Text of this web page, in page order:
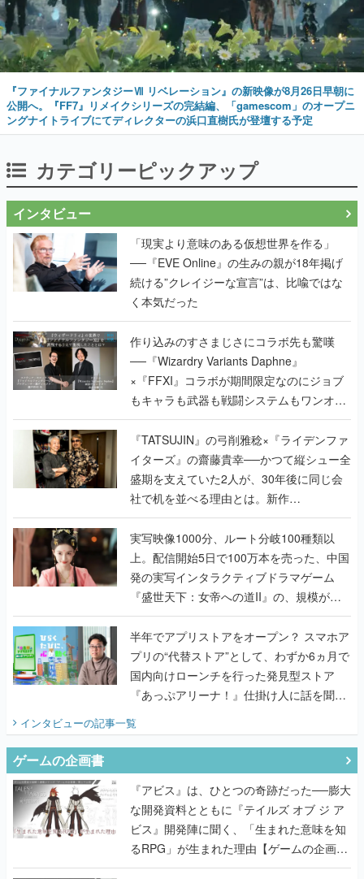
『ファイナルファンタジーⅦ リベレーション』の新映像が8月26日早朝に
公開へ。『FF7』リメイクシリーズの完結編、「gamescom」のオープニ
ングナイトライブにてディレクターの浜口直樹氏が登壇する予定
カテゴリーピックアップ
インタビュー
「現実より意味のある仮想世界を作る」
──『EVE Online』の生みの親が18年掲げ
続ける”クレイジーな宣言”は、比喩ではな
く本気だった
作り込みのすさまじさにコラボ先も驚嘆
──『Wizardry Variants Daphne』
×『FFXI』コラボが期間限定なのにジョブ
もキャラも武器も戦闘システムもワンオフ
で作り込まれた理由を両ディレクターに聞
く
『TATSUJIN』の弓削雅稔×『ライデンファ
イターズ』の齋藤貴幸──かつて縦シュー全
盛期を支えていた2人が、30年後に同じ会
社で机を並べる理由とは。新作
『TATSUJIN EXTREME』で初タッグを組
んだレジェンド2人に訊く開発秘話
実写映像1000分、ルート分岐100種類以
上。配信開始5日で100万本を売った、中国
発の実写インタラクティブドラマゲーム
『盛世天下：女帝への道II』の、規模が違
うこだわりをプロデューサーに聞いた
半年でアプリストアをオープン？ スマホア
プリの“代替ストア”として、わずか6ヵ月で
国内向けローンチを行った発見型ストア
『あっぷアリーナ！』仕掛け人に話を聞い
てみた
インタビューの記事一覧
ゲームの企画書
『アビス』は、ひとつの奇跡だった──膨大
な開発資料とともに『テイルズ オブ ジ ア
ビス』開発陣に聞く、「生まれた意味を知
るRPG」が生まれた理由【ゲームの企画
書】